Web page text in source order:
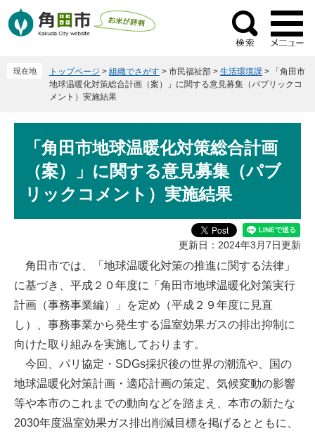
ー
ニ
検
索
現在地 トップページ > 組織でさがす > 市民福祉部 > 生活環境課 >
「角田市
地球温暖化対策総合計画（案）」に関する意見募集（パブリックコ
メント）実施結果
「角田市地球温暖化対策総合計画
（案）」に関する意見募集（パブ
リックコメント）実施結果
更新日：2024年3月7日更新
角田市では、「地球温暖化対策の推進に関する法律」
に基づき、平成２０年度に「角田市地球温暖化対策実行
計画（事務事業編）」を定め（平成２９年度に見直
し）、事務事業から発生する温室効果ガスの排出抑制に
向けた取り組みを実施しております。
今回、パリ協定・SDGs採択後の世界の潮流や、国の
地球温暖化対策計画・適応計画の策定、気候変動の影響
等や本市のこれまでの動向などを踏まえ、本市の新たな
2030年度温室効果ガス排出削減⽬標を掲げるとともに、